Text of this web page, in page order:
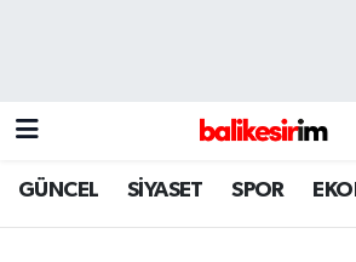
GÜNCEL SİYASET SPOR